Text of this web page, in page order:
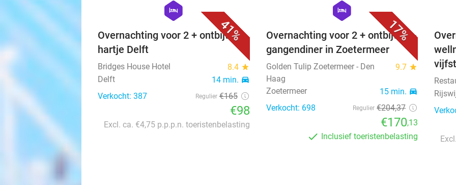
41%
hexagon
hotel
Overnachting voor 2 + ontbijt in
hartje Delft
Bridges House Hotel 8.4 star
Delft 14 min. directions_car
Verkocht: 387 Regulier €165
€98
Excl. ca. €4,75 p.p.p.n. toeristenbelasting
17%
hexagon
hotel
Overnachting voor 2 + ontbijt + 3-
gangendiner in Zoetermeer
Golden Tulip Zoetermeer - Den
Haag
9.7 star
Zoetermeer 15 min. directions_car
Verkocht: 698 Regulier €204,37
€170,13
Inclusief toeristenbelasting